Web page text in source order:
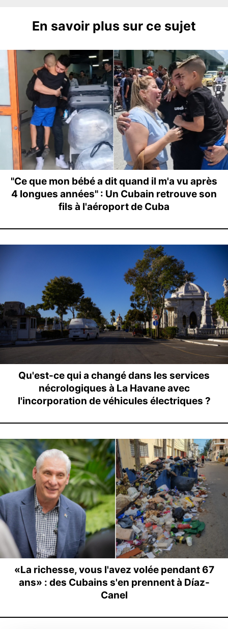
En savoir plus sur ce sujet
"Ce que mon bébé a dit quand il m'a vu après
4 longues années" : Un Cubain retrouve son
fils à l'aéroport de Cuba
Qu'est-ce qui a changé dans les services
nécrologiques à La Havane avec
l'incorporation de véhicules électriques ?
«La richesse, vous l'avez volée pendant 67
ans» : des Cubains s'en prennent à Díaz-
Canel